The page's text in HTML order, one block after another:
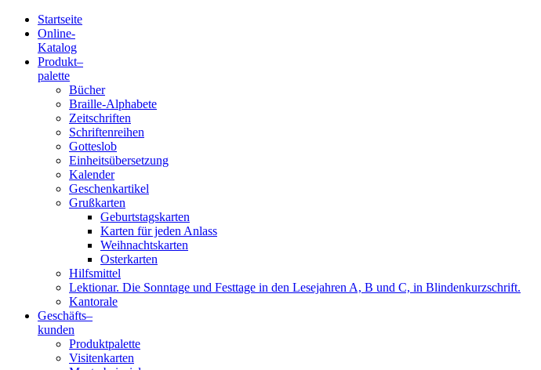
Blindenschrift-
Verlag
Druckerei
gGmbH
Startseite
Online-
Katalog
Produkt–
palette
Bücher
Braille-Alphabete
Zeitschriften
Schriftenreihen
Gotteslob
Einheitsübersetzung
Kalender
Geschenkartikel
Grußkarten
Geburtstagskarten
Karten für jeden Anlass
Weihnachtskarten
Osterkarten
Hilfsmittel
Lektionar. Die Sonntage und Festtage in den Lesejahren A, B und C, in Blindenkurzschrift.
Kantorale
Geschäfts­–
kunden
Produktpalette
Visitenkarten